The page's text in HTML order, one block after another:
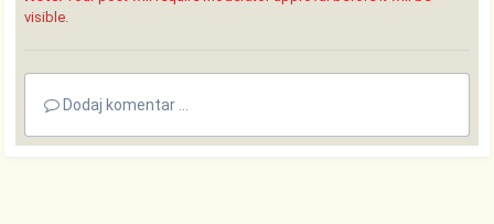
visible.
Dodaj komentar ...